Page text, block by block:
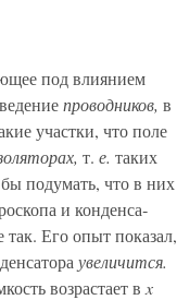
под влиянием
проводников, в
участки, что поле
т. е. таких
подумать, что в них
и конденса­
так. Его опыт по­казал,
уве­личится.
воз­растает в x